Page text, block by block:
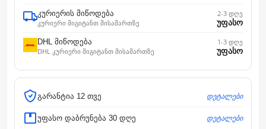
კურიერის მიწოდება
კურიერი მიგიტანთ მისამართზე
2-3 დღე
უფასო
DHL მიწოდება
DHL კურიერი მიგიტანთ მისამართზე
1-3 დღე
უფასო
გარანტია 12 თვე დეტალები
უფასო დაბრუნება 30 დღე დეტალები